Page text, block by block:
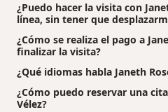
¿Puedo hacer la visita con
línea, sin tener que
¿Cómo se realiza el pago a
finalizar la visita?
¿Qué idiomas habla Janeth
¿Cómo puedo reservar una
Vélez?